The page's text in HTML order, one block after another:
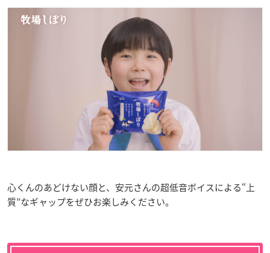
心くんのあどけない顔と、安元さんの超低音ボイスによる“上
質”なギャップをぜひお楽しみください。